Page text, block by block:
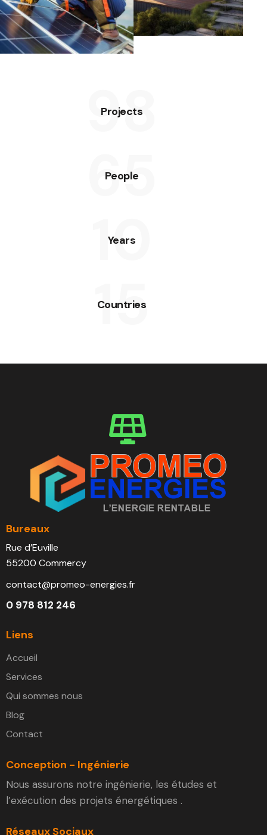
98
Projects
65
People
10
Years
15
Countries
Bureaux
Rue d’Euville
55200 Commercy
contact@promeo-energies.fr
0 978 812 246
Liens
Accueil
Services
Qui sommes nous
Blog
Contact
Conception - Ingénierie
Nous assurons notre ingénierie, les études et
l’exécution des projets énergétiques .
Réseaux Sociaux